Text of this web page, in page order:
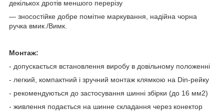
декількох дротів меншого перерізу
— зносостійке добре помітне маркування, надійна чорна
ручка вмик./Вимк.
Монтаж:
- допускається встановлення виробу в довільному положенні
- легкий, компактний і зручний монтаж клямкою на Din-рейку
- рекомендуються до застосування шинні збірки (до 16 мм2)
- живлення подається на шинне складання через конектор